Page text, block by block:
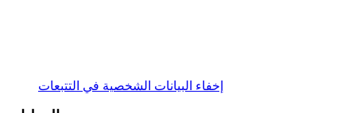
إخفاء البيانات الشخصية في التتبعات